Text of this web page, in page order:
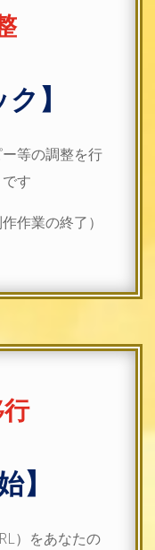
】
等の調整を行
す
作業の終了）
】
）をあなたの